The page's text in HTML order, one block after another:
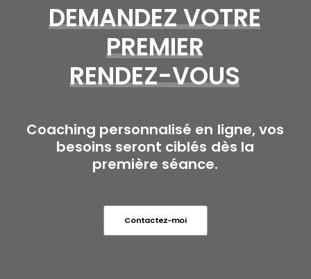
DEMANDEZVOTRE
PREMIER
RENDEZ-VOUS
Coaching personnalisé en ligne,vos
besoins seront ciblés dès la
première séance.
Contactez-moi